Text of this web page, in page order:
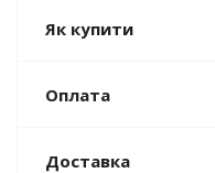
Як купити
Оплата
Доставка